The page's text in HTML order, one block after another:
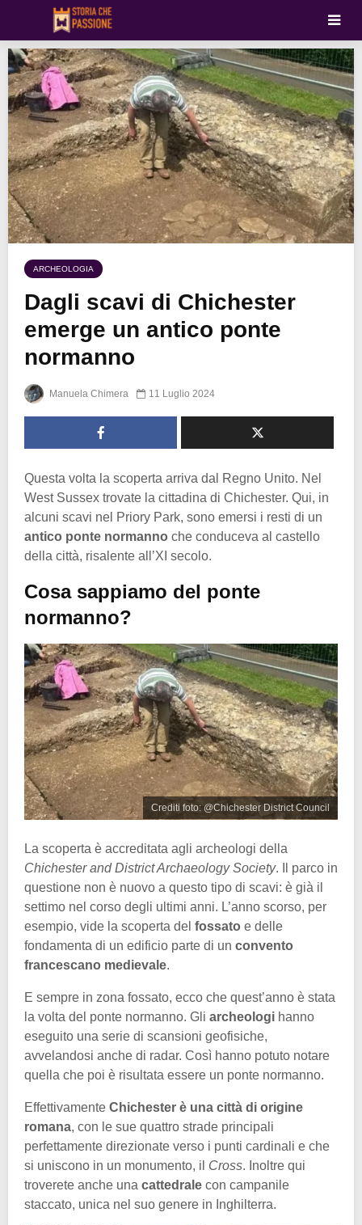
ARCHEOLOGIA
Dagli scavi di Chichester
emerge un antico ponte
normanno
Manuela Chimera 11 Luglio 2024
Questa volta la scoperta arriva dal Regno Unito. Nel
West Sussex trovate la cittadina di Chichester. Qui, in
alcuni scavi nel Priory Park, sono emersi i resti di un
antico ponte normanno che conduceva al castello
della città, risalente all’XI secolo.
Cosa sappiamo del ponte
normanno?
Crediti foto: @Chichester District Council
La scoperta è accreditata agli archeologi della
Chichester and District Archaeology Society. Il parco in
questione non è nuovo a questo tipo di scavi: è già il
settimo nel corso degli ultimi anni. L’anno scorso, per
esempio, vide la scoperta del fossato e delle
fondamenta di un edificio parte di un convento
francescano medievale.
E sempre in zona fossato, ecco che quest’anno è stata
la volta del ponte normanno. Gli archeologi hanno
eseguito una serie di scansioni geofisiche,
avvelandosi anche di radar. Così hanno potuto notare
quella che poi è risultata essere un ponte normanno.
Effettivamente Chichester è una città di origine
romana, con le sue quattro strade principali
perfettamente direzionate verso i punti cardinali e che
si uniscono in un monumento, il Cross. Inoltre qui
troverete anche una cattedrale con campanile
staccato, unica nel suo genere in Inghilterra.